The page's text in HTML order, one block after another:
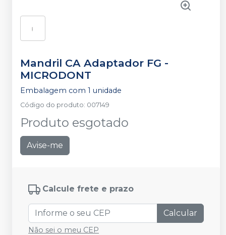
Mandril CA Adaptador FG -
MICRODONT
Embalagem com 1 unidade
Código do produto: 007149
Produto esgotado
Avise-me
Calcule frete e prazo
Calcular
Não sei o meu CEP